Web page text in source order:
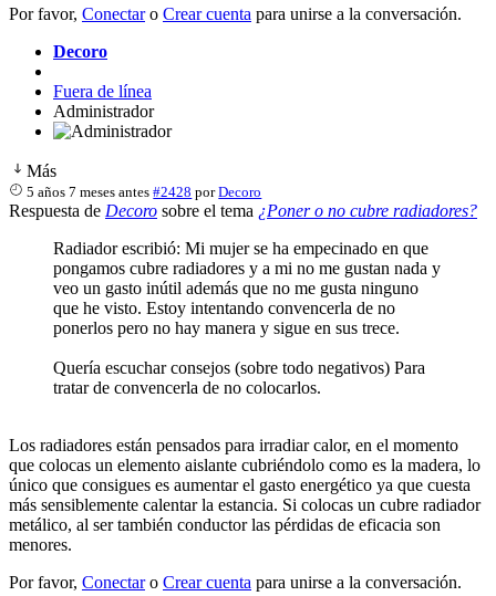
Por favor, Conectaro Crear cuenta para unirse a la conversación.
Decoro
Fuera de línea
Administrador
Más
5 años 7 meses antes #2428 porDecoro
Respuesta de Decoro sobre el tema ¿Poner o no cubre radiadores?
Radiador escribió: Mi mujer se ha empecinado en que
pongamos cubre radiadores y a mi no me gustan nada y
veo un gasto inútil además que no me gusta ninguno
que he visto. Estoy intentando convencerla de no
ponerlos pero no hay manera y sigue en sus trece.
Quería escuchar consejos (sobre todo negativos) Para
tratar de convencerla de no colocarlos.
Los radiadores están pensados para irradiar calor, en el momento
que colocas un elemento aislante cubriéndolo como es la madera, lo
único que consigues es aumentar el gasto energético ya que cuesta
más sensiblemente calentar la estancia. Si colocas un cubre radiador
metálico, al ser también conductor las pérdidas de eficacia son
menores.
Por favor, Conectaro Crear cuenta para unirse a la conversación.